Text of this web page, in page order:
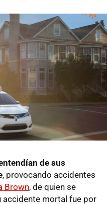
de sus
, provocando accidentes
Brown, de quien se
accidente mortal fue por